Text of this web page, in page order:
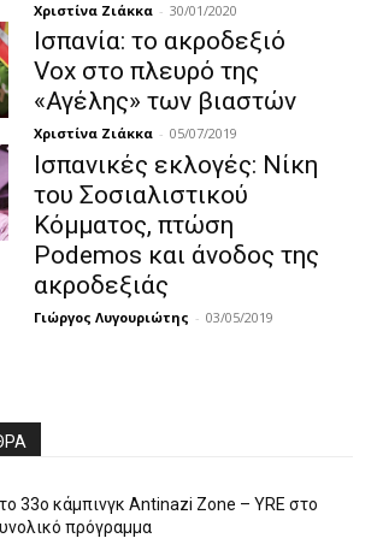
Χριστίνα Ζιάκκα - 30/01/2020
Ισπανία: το ακροδεξιό
Vox στο πλευρό της
«Αγέλης» των βιαστών
Χριστίνα Ζιάκκα - 05/07/2019
Ισπανικές εκλογές: Νίκη
του Σοσιαλιστικού
Κόμματος, πτώση
Podemos και άνοδος της
ακροδεξιάς
Γιώργος Λυγουριώτης - 03/05/2019
το 33ο κάμπινγκ Antinazi Zone – YRE στο
πρόγραμμα